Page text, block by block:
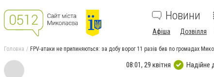
Новини
Афіша Дозвілля
Головна FPV-атаки не припиняються: за добу ворог 11 разів бив по громадах
08:01, 29 квітня Надійне